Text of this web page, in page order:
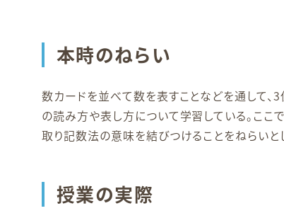
本時のねらい
数カードを並べて数を表すことなどを通して
の読み方や表し方について学習している。こ
取り記数法の意味を結びつけることをねらいと
授業の実際